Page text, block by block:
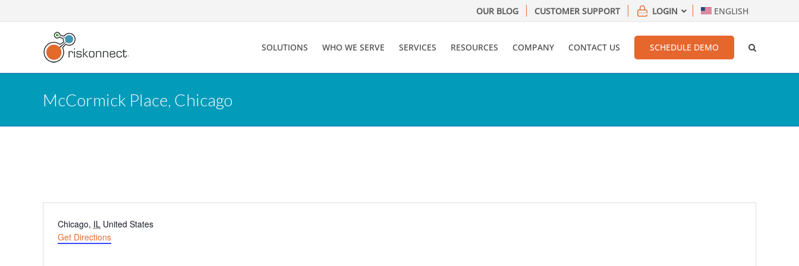
to
OUR BLOG CUSTOMER SUPPORT LOGIN ENGLISH
SOLUTIONS WHO WE SERVE SERVICES RESOURCES COMPANY CONTACT US SCHEDULE DEMO
McCormick Place, Chicago
Address
Chicago, IL United States
Get Directions